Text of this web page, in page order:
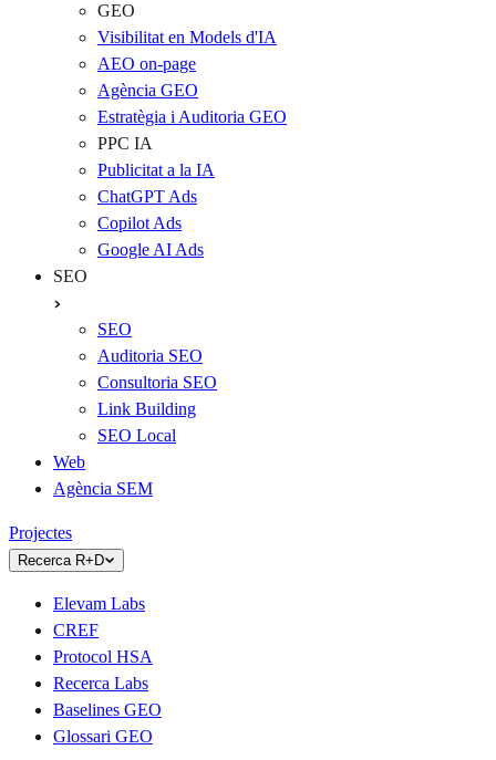
GEO
Visibilitat en Models d'IA
AEO on-page
Agència GEO
Estratègia i Auditoria GEO
PPC IA
Publicitat a la IA
ChatGPT Ads
Copilot Ads
Google AI Ads
SEO
SEO
Auditoria SEO
Consultoria SEO
Link Building
SEO Local
Web
Agència SEM
Projectes
Recerca R+D
Elevam Labs
CREF
Protocol HSA
Recerca Labs
Baselines GEO
Glossari GEO